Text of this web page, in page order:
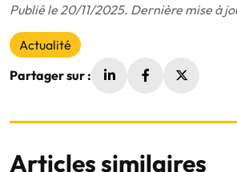
Publié le 20/11/2025. Dernière mise à
Actualité
Partager sur :
Articles similaires